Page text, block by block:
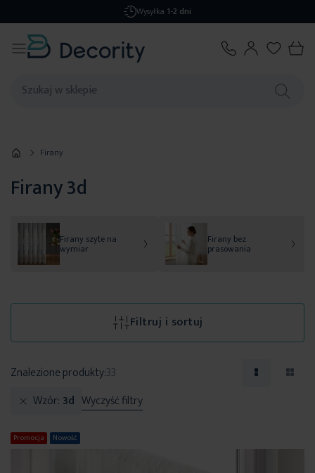
Darmowa dostawaod 299,99 zł
Firany
Firany 3d
Firany szyte na
wymiar
Firany bez
prasowania
Filtruj i sortuj
Znalezione produkty:33
Wzór 3d Wyczyść filtry
Promocja Nowość